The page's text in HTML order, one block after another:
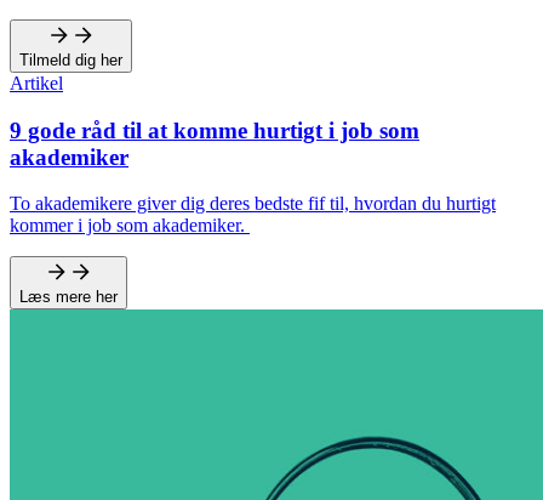
Tilmeld dig her
Artikel
9 gode råd til at komme hurtigt i job som
akademiker
To akademikere giver dig deres bedste fif til, hvordan du hurtigt
kommer i job som akademiker.
Læs mere her